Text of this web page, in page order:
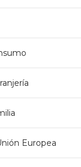
Europea